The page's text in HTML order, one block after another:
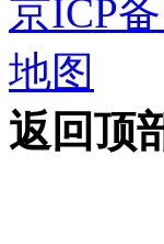
京ICP
地图
返回顶